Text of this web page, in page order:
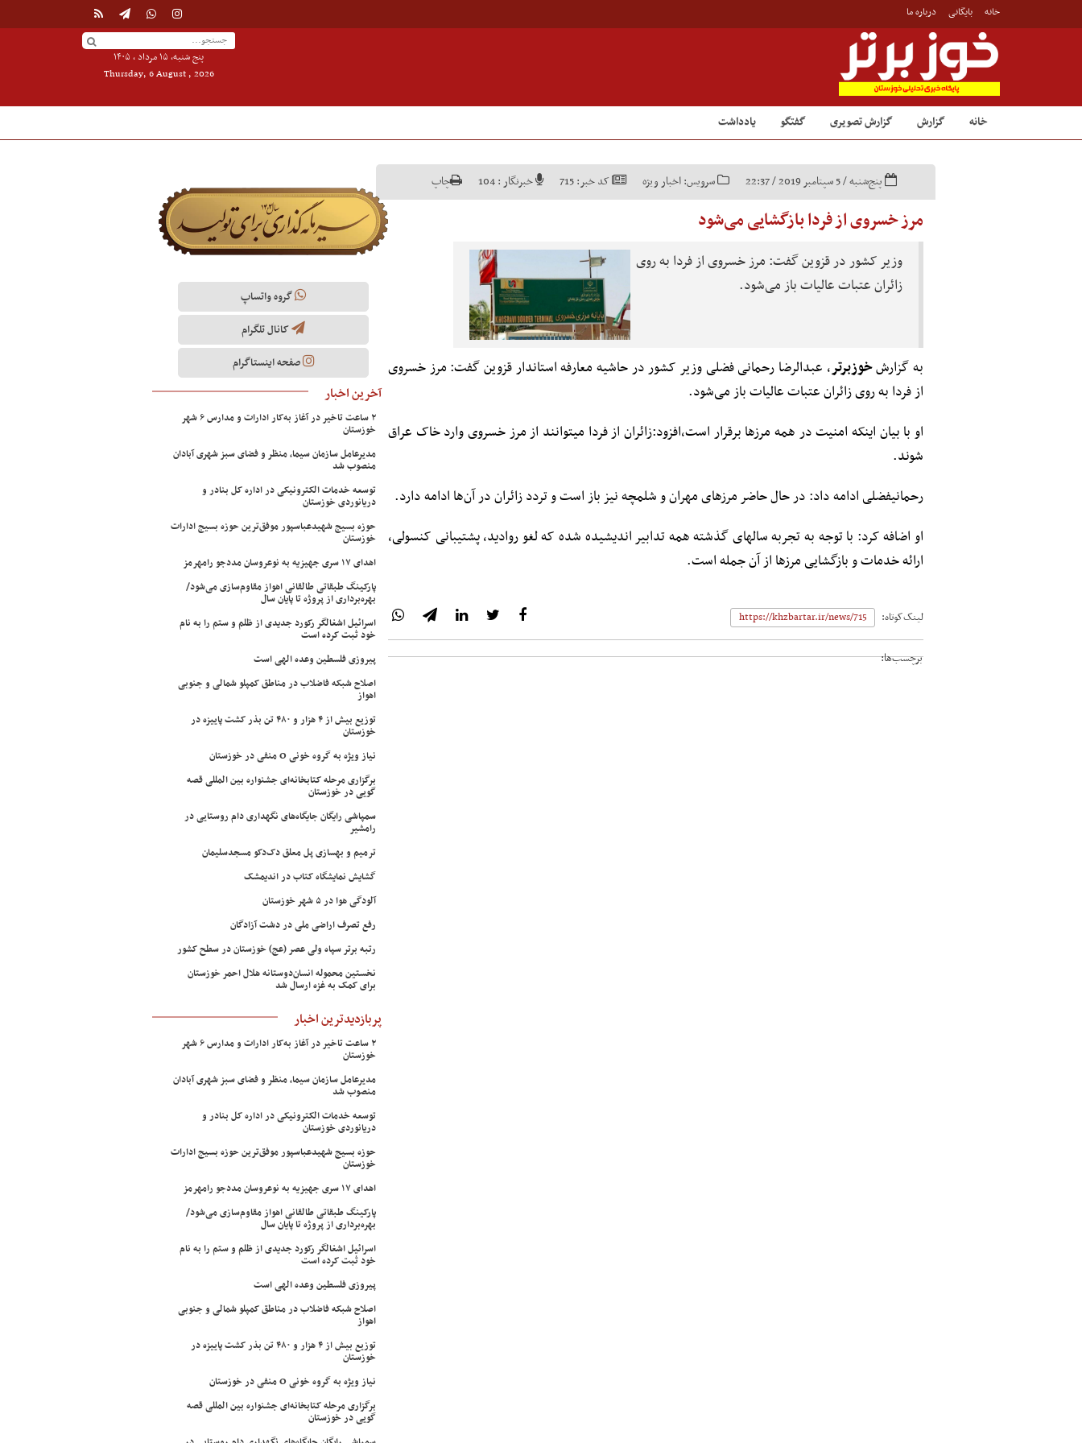
خانه بایگانی درباره ما
پنج شنبه, ۱۵ مرداد , ۱۴۰۵
Thursday, 6 August , 2026
خانه گزارش گزارش تصویری گفتگو یادداشت
پنج‌شنبه / 5 سپتامبر 2019 / 22:37 سرویس:اخبار ویژه کد خبر:715 خبرنگار :104 چاپ
مرز خسروی از فردا بازگشایی می‌شود
وزیر کشور در قزوین گفت: مرز خسروی از فردا به روی
زائران عتبات عالیات باز می‌شود.
به گزارشخوزبرتر
، عبدالرضا رحمانی‎ فضلی وزیر کشور در حاشیه معارفه استاندار قزوین گفت: مرز خسروی
از فردا به روی زائران عتبات عالیات باز می‌شود.
او با بیان اینکه امنیت در همه مرز‌ها برقرار است،افزود:زائران از فردا می‎توانند از مرز خسروی وارد خاک عراق
شوند.
رحمانی‎فضلی ادامه داد: در حال حاضر مرز‌های مهران و شلمچه نیز باز است و تردد زائران در آن‌ها ادامه دارد.
او اضافه کرد: با توجه به تجربه سال‎های گذشته همه تدابیر اندیشیده شده که لغو روادید، پشتیبانی کنسولی،
ارائه خدمات و بازگشایی مرز‌ها از آن جمله است.
لینک‌کوتاه:
برچسب‌ها:
گروه واتساپ
کانال تلگرام
صفحه اینستاگرام
آخرین اخبار
۲ ساعت تاخیر در آغاز به‌کار ادارات و مدارس ۶ شهر
خوزستان
مدیرعامل سازمان سیما، منظر و فضای سبز شهری آبادان
منصوب شد
توسعه خدمات الکترونیکی در اداره کل بنادر و
دریانوردی خوزستان
حوزه بسیج شهیدعباسپور موفق‌ترین حوزه بسیج ادارات
خوزستان
اهدای ۱۷ سری جهیزیه به نوعروسان مددجو رامهرمز
پارکینگ طبقاتی طالقانی اهواز مقاوم‌سازی می‌شود/
بهره‌برداری از پروژه تا پایان سال
اسرائیل اشغالگر رکورد جدیدی از ظلم و ستم را به نام
خود ثبت کرده است
پیروزی فلسطین وعده الهی است
اصلاح شبکه فاضلاب در مناطق کمپلو شمالی و جنوبی
اهواز
توزیع بیش از ۴ هزار و ۴۸۰ تن بذر کشت پاییزه در
خوزستان
نیاز ویژه به گروه خونی O منفی در خوزستان
برگزاری مرحله کتابخانه‌ای جشنواره بین المللی قصه
گویی در خوزستان
سمپاشی رایگان جایگاه‌های نگهداری دام روستایی در
رامشیر
ترمیم و بهسازی پل معلق دک‌دکو مسجدسلیمان
گشایش نمایشگاه کتاب در اندیمشک
آلودگی هوا در ۵ شهر خوزستان
رفع تصرف اراضی ملی در دشت آزادگان
رتبه برتر سپاه ولی عصر (عج) خوزستان در سطح کشور
نخستین محموله انسان‌دوستانه هلال احمر خوزستان
برای کمک به غزه ارسال شد
پربازدیدترین اخبار
۲ ساعت تاخیر در آغاز به‌کار ادارات و مدارس ۶ شهر
خوزستان
مدیرعامل سازمان سیما، منظر و فضای سبز شهری آبادان
منصوب شد
توسعه خدمات الکترونیکی در اداره کل بنادر و
دریانوردی خوزستان
حوزه بسیج شهیدعباسپور موفق‌ترین حوزه بسیج ادارات
خوزستان
اهدای ۱۷ سری جهیزیه به نوعروسان مددجو رامهرمز
پارکینگ طبقاتی طالقانی اهواز مقاوم‌سازی می‌شود/
بهره‌برداری از پروژه تا پایان سال
اسرائیل اشغالگر رکورد جدیدی از ظلم و ستم را به نام
خود ثبت کرده است
پیروزی فلسطین وعده الهی است
اصلاح شبکه فاضلاب در مناطق کمپلو شمالی و جنوبی
اهواز
توزیع بیش از ۴ هزار و ۴۸۰ تن بذر کشت پاییزه در
خوزستان
نیاز ویژه به گروه خونی O منفی در خوزستان
برگزاری مرحله کتابخانه‌ای جشنواره بین المللی قصه
گویی در خوزستان